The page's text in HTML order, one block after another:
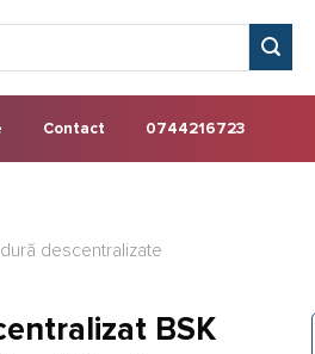
Contact 0744216723
descentralizate
BSK